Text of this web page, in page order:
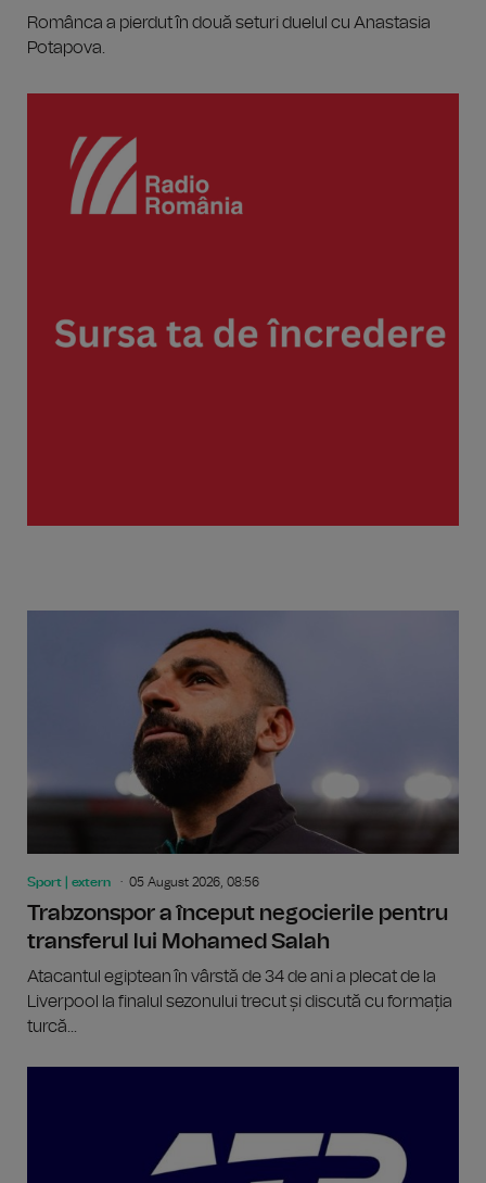
Românca a pierdut în două seturi duelul cu Anastasia
Potapova.
Sport | extern 05 August 2026, 08:56
Trabzonspor a început negocierile pentru
transferul lui Mohamed Salah
Atacantul egiptean în vârstă de 34 de ani a plecat de la
Liverpool la finalul sezonului trecut și discută cu formația
turcă...